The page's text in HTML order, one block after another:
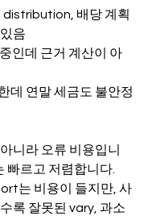
distribution, 배당 계획
음
인데 근거 계산이 아
데 연말 세금도 불안정
니라 오류 비용입니
빠르고 저렴합니다.
는 비용이 들지만, 사
록 잘못된 vary, 과소